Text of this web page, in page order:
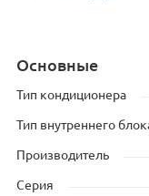
Основные
Тип кондиционера
Тип внутреннего
Производитель
Серия